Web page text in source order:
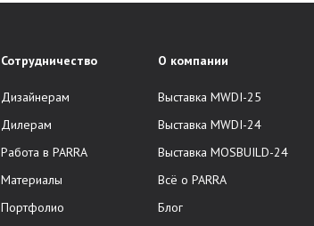
Сотрудничество
Дизайнерам
Дилерам
Работа в PARRA
Материалы
Портфолио
О компании
Выставка MWDI-25
Выставка MWDI-24
Выставка MOSBUILD-24
Всё о PARRA
Блог